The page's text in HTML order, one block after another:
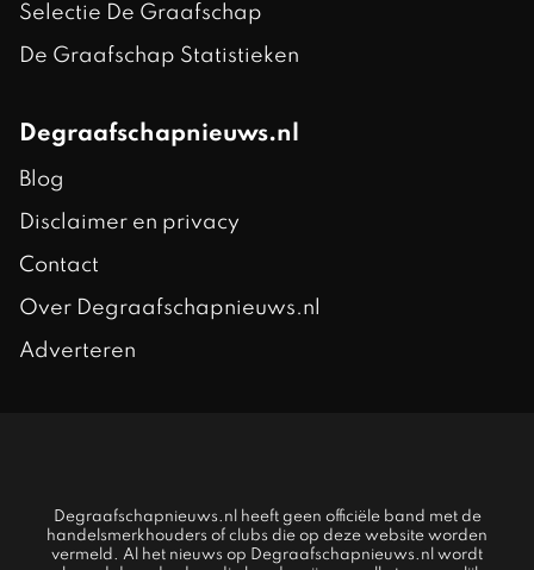
Selectie De Graafschap
De Graafschap Statistieken
Degraafschapnieuws.nl
Blog
Disclaimer en privacy
Contact
Over Degraafschapnieuws.nl
Adverteren
Degraafschapnieuws.nl heeft geen officiële band met de
handelsmerkhouders of clubs die op deze website worden
vermeld. Al het nieuws op Degraafschapnieuws.nl wordt